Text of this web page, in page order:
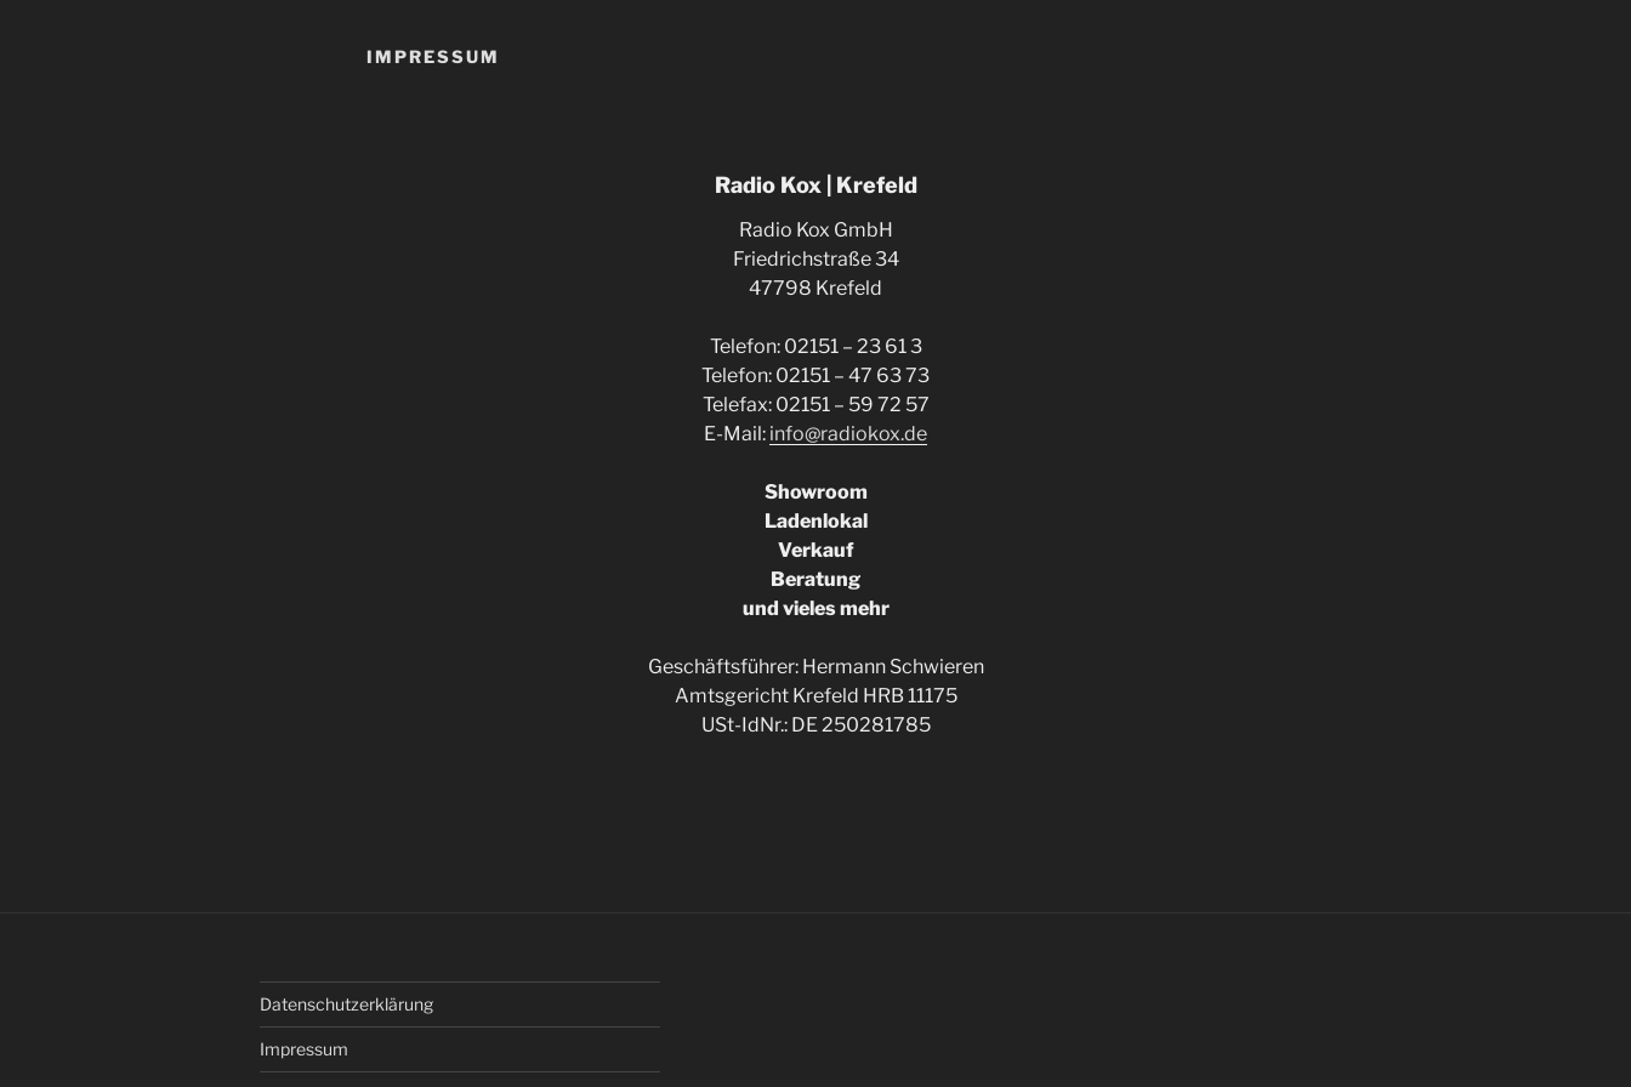
IMPRESSUM
Radio Kox | Krefeld
Radio Kox GmbH
Friedrichstraße 34
47798 Krefeld
Telefon: 02151 – 23 61 3
Telefon: 02151 – 47 63 73
Telefax: 02151 – 59 72 57
E-Mail: info@radiokox.de
Showroom
Ladenlokal
Verkauf
Beratung
und vieles mehr
Geschäftsführer: Hermann Schwieren
Amtsgericht Krefeld HRB 11175
USt-IdNr.: DE 250281785
Datenschutzerklärung
Impressum